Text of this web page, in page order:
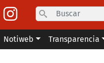
Notiweb Transparencia